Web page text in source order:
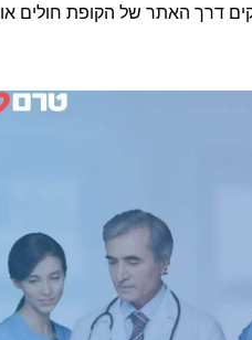
דרך האתר של הקופת חולים או